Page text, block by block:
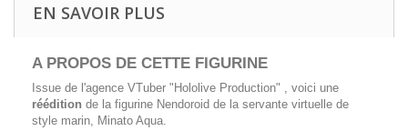
EN SAVOIR PLUS
A PROPOS DE CETTE FIGURINE
Issue de l'agence VTuber "Hololive Production" , voici une
réédition de la figurine Nendoroid de la servante virtuelle de
style marin, Minato Aqua.